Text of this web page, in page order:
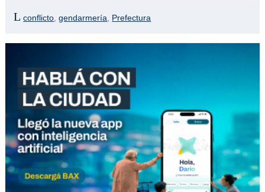
conflicto ,gendarmería Prefectura